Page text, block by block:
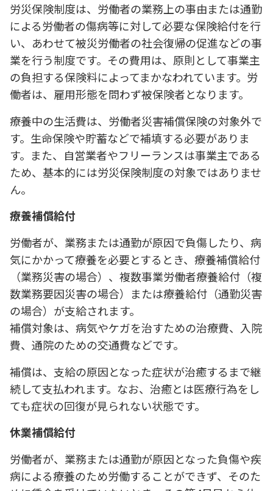
労災保険制度は、労働者の業務上の事由または通勤
による労働者の傷病等に対して必要な保険給付を行
い、あわせて被災労働者の社会復帰の促進などの事
業を行う制度です。その費用は、原則として事業主
の負担する保険料によってまかなわれています。労
働者は、雇用形態を問わず被保険者となります。
療養中の生活費は、労働者災害補償保険の対象外で
す。生命保険や貯蓄などで補填する必要がありま
す。また、自営業者やフリーランスは事業主である
ため、基本的には労災保険制度の対象ではありませ
ん。
療養補償給付
労働者が、業務または通勤が原因で負傷したり、病
気にかかって療養を必要とするとき、療養補償給付
（業務災害の場合）、複数事業労働者療養給付（複
数業務要因災害の場合）または療養給付（通勤災害
の場合）が支給されます。
補償対象は、病気やケガを治すための治療費、入院
費、通院のための交通費などです。
補償は、支給の原因となった症状が治癒するまで継
続して支払われます。なお、治癒とは医療行為をし
ても症状の回復が見られない状態です。
休業補償給付
労働者が、業務または通勤が原因となった負傷や疾
病による療養のため労働することができず、そのた